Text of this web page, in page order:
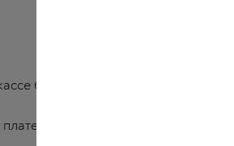
банка.